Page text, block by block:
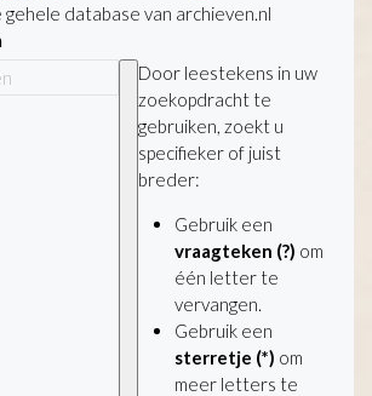
database van archieven.nl
Door leestekens in uw
zoekopdracht te
gebruiken, zoekt u
specifieker of juist
breder:
Gebruik een
vraagteken (?) om
één letter te
vervangen.
Gebruik een
sterretje (*) om
meer letters te